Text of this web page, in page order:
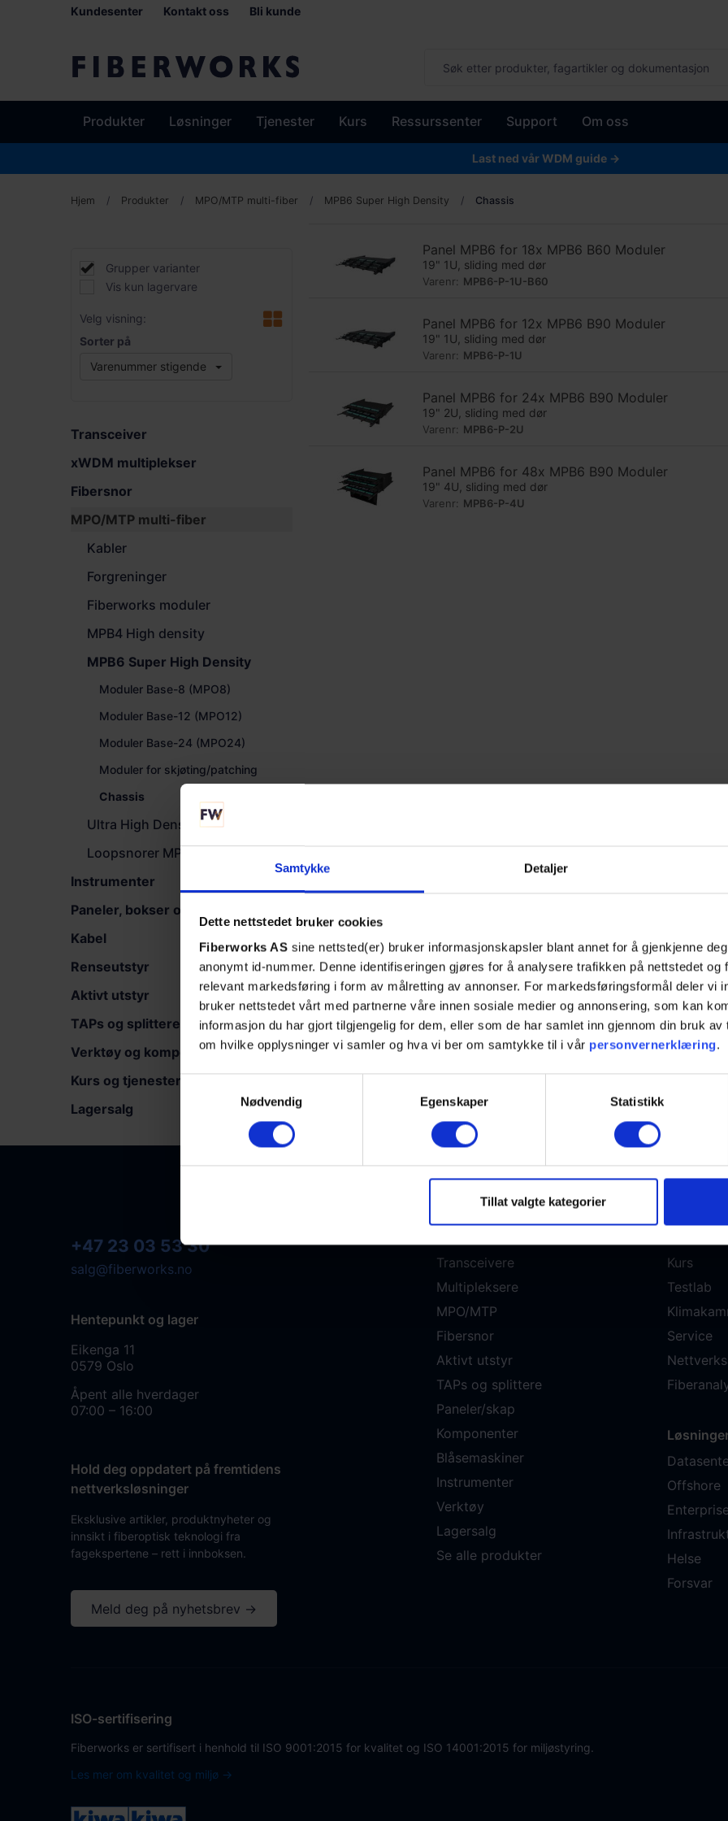
Samtykke Detaljer
Dette nettstedet bruker cookies
Fiberworks AS sine nettsted(er) bruker informasjonskapsler blant annet for å gjenkjenne
anonymt id-nummer. Denne identifiseringen gjøres for å analysere trafikken på nettstedet og
relevant markedsføring i form av målretting av annonser. For markedsføringsformål deler vi
bruker nettstedet vårt med partnerne våre innen sosiale medier og annonsering, som kan
informasjon du har gjort tilgjengelig for dem, eller som de har samlet inn gjennom din bruk
om hvilke opplysninger vi samler og hva vi ber om samtykke til i vår personvernerklæring.
Samtykkevalg
Nødvendig
Egenskaper Statistikk
Tillat valgte kategorier
Kundesenter Kontakt oss Bli kunde
Produkter Løsninger Tjenester Kurs Ressurssenter Support Om oss
Last ned vår WDM guide →
Hjem Produkter MPO/MTP multi-fiber MPB6 Super High Density Chassis
Grupper varianter
Vis kun lagervare
Velg visning:
Sorter på
Varenummer stigende
Transceiver
xWDM multiplekser
Fibersnor
MPO/MTP multi-fiber
Kabler
Forgreninger
Fiberworks moduler
MPB4 High density
MPB6 Super High Density
Moduler Base-8 (MPO8)
Moduler Base-12 (MPO12)
Moduler Base-24 (MPO24)
Moduler for skjøting/patching
Chassis
Ultra High Density
Loopsnorer MPO
Instrumenter
Paneler, bokser og skap
Kabel
Renseutstyr
Aktivt utstyr
TAPs og splittere
Verktøy og komponenter
Kurs og tjenester
Lagersalg
Panel MPB6 for 18x MPB6 B60 Moduler
19" 1U, sliding med dør
Varenr: MPB6-P-1U-B60
Panel MPB6 for 12x MPB6 B90 Moduler
19" 1U, sliding med dør
Varenr: MPB6-P-1U
Panel MPB6 for 24x MPB6 B90 Moduler
19" 2U, sliding med dør
Varenr: MPB6-P-2U
Panel MPB6 for 48x MPB6 B90 Moduler
19" 4U, sliding med dør
Varenr: MPB6-P-4U
+47 23 03 53 30
salg@fiberworks.no
Hentepunkt og lager
Eikenga 11
0579 Oslo
Åpent alle hverdager
07:00 – 16:00
Hold deg oppdatert på fremtidens
nettverksløsninger
Eksklusive artikler, produktnyheter og
innsikt i fiberoptisk teknologi fra
fagekspertene – rett i innboksen.
Meld deg på nyhetsbrev →
Transceivere
Multipleksere
MPO/MTP
Fibersnor
Aktivt utstyr
TAPs og splittere
Paneler/skap
Komponenter
Blåsemaskiner
Instrumenter
Verktøy
Lagersalg
Se alle produkter
Kurs
Testlab
Service
Offshore
Helse
Forsvar
ISO-sertifisering
Fiberworks er sertifisert i henhold til ISO 9001:2015 for kvalitet og ISO 14001:2015 for miljøstyring.
Les mer om kvalitet og miljø →